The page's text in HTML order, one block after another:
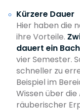
Kürzere Dauer
Hier haben die
ihre Vorteile.
dauert ein
vier Semester.
schneller zu
Beispiel im
Wissen über
räuberischer